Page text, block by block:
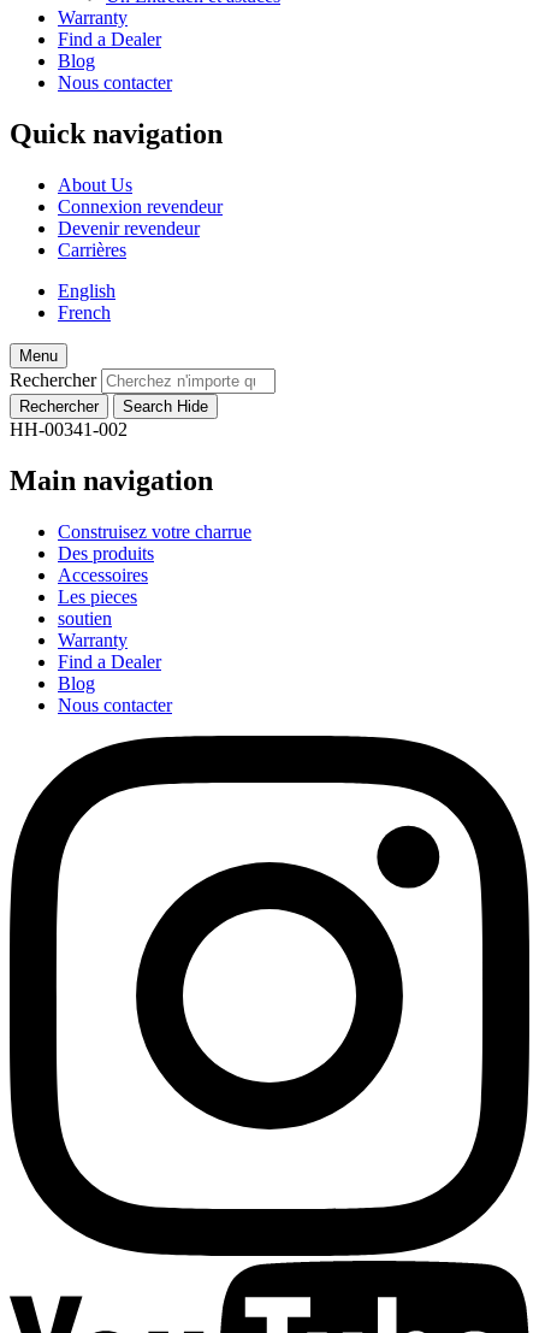
Warranty
Find a Dealer
Blog
Nous contacter
Quick navigation
About Us
Connexion revendeur
Devenir revendeur
Carrières
English
French
Menu
Rechercher
HH-00341-002
Main navigation
Construisez votre charrue
Des produits
Accessoires
Les pieces
soutien
Warranty
Find a Dealer
Blog
Nous contacter